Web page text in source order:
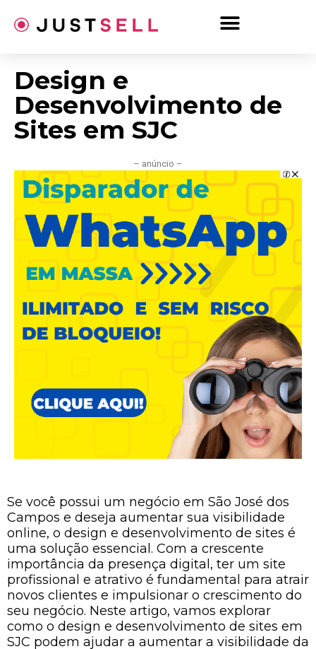
para
Design e
Desenvolvimento de
Sites em SJC
– anúncio –
Se você possui um negócio em São José dos
Campos e deseja aumentar sua visibilidade
online, o design e desenvolvimento de sites é
uma solução essencial. Com a crescente
importância da presença digital, ter um site
profissional e atrativo é fundamental para atrair
novos clientes e impulsionar o crescimento do
seu negócio. Neste artigo, vamos explorar
como o design e desenvolvimento de sites em
SJC podem ajudar a aumentar a visibilidade da